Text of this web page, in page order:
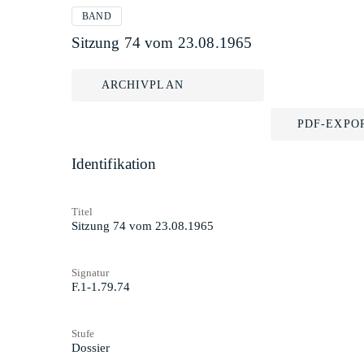
BAND
Sitzung 74 vom 23.08.1965
ARCHIVPLAN
PDF-
Identifikation
Titel
Sitzung 74 vom 23.08.1965
Signatur
F.1-1.79.74
Stufe
Dossier